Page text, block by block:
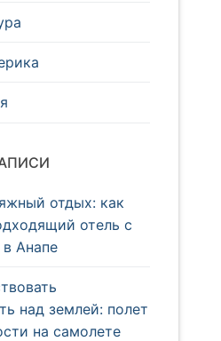
отдых: как
отель с
Анапе
над землей: полет
на самолете